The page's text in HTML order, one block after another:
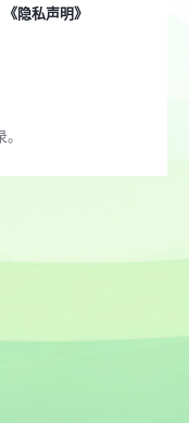
《隐私声明》